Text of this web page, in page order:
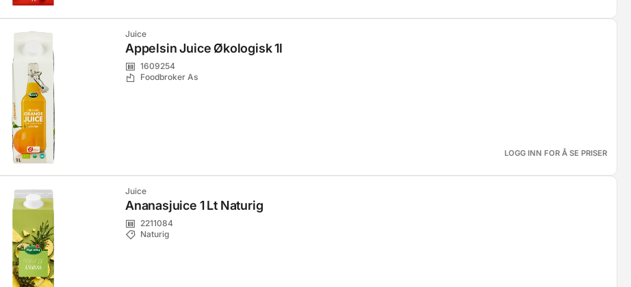
Juice
Appelsin Juice Økologisk 1l
1609254
Foodbroker As
LOGG INN FOR Å SE PRISER
Juice
Ananasjuice 1 Lt Naturig
2211084
Naturig